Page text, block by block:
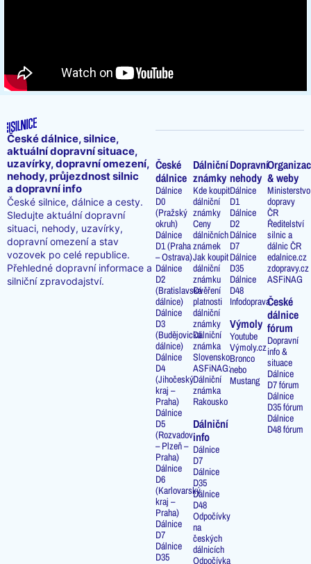
České dálnice, silnice,
aktuální dopravní situace,
uzavírky, dopravní omezení,
nehody, průjezdnost silnic
a dopravní info
České silnice, dálnice a cesty.
Sledujte aktuální dopravní
situaci, nehody, uzavírky,
dopravní omezení a stav
vozovek po celé republice.
Přehledné dopravní informace a
silniční zpravodajství.
České
dálnice
Dálnice
D0
(Pražský
okruh)
Dálnice
D1 (Praha
– Ostrava)
Dálnice
D2
(Bratislavská
dálnice)
Dálnice
D3
(Budějovická
dálnice)
Dálnice
D4
(Jihočeský
kraj –
Praha)
Dálnice
D5
(Rozvadov
– Plzeň –
Praha)
Dálnice
D6
(Karlovarský
kraj –
Praha)
Dálnice
D7
Dálnice
D35
Dálniční
známky
Kde koupit
dálniční
známky
Ceny
dálničních
známek
Jak koupit
dálniční
známku
Ověření
platnosti
dálniční
známky
Dálniční
známka
Slovensko
ASFiNAG:
Dálniční
známka
Rakousko
Dálniční
info
Dálnice
D7
Dálnice
D35
Dálnice
D48
Odpočívky
na
českých
dálnicích
Odpočívka
Dopravní
nehody
Dálnice
D1
Dálnice
D2
Dálnice
D7
Dálnice
D35
Dálnice
D48
Infodoprava
Výmoly
Youtube
Výmoly.cz
Bronco
nebo
Mustang
& weby
Ministerstvo
dopravy
ČR
Ředitelství
silnic a
dálnic ČR
edalnice.cz
zdopravy.cz
ASFiNAG
České
dálnice
fórum
Dopravní
info &
situace
Dálnice
D7 fórum
Dálnice
D35 fórum
Dálnice
D48 fórum